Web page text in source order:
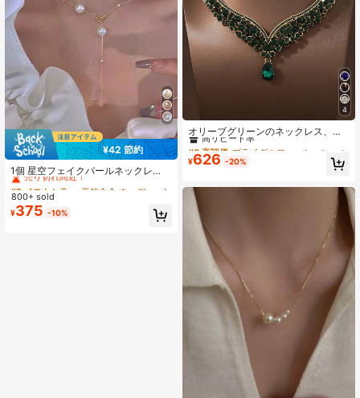
¥42 節約
1個 星空フェイクパールネックレ
ス、輝くシェルパールネックレス、
複数の着用スタイル、エレガントな
軽量ラグジュアリーフェイクパール
ネックレス、ブライダルネックレス
#2 ベストセラー
亜鉛合金 ウェディングファッションジュエリー
売り切れ間近！
#2 ベストセラー
売り切れ間近！
#2 ベストセラー
売り切れ間近！
#2 ベストセラー
亜鉛合金 ウェディングファッションジュエリー
800+ sold
¥375 -10%
4
オリーブグリーンのネックレス、ピ
アス&ジュエリーセット 3点入り、エ
レガントな花嫁の結婚式パーティー
アクセサリー
高リピート率
#3 高評価
高リピート率
#3 高評価
高リピート率
ブライダルファッションジュエリーセット
高リピート率
¥626 -20%